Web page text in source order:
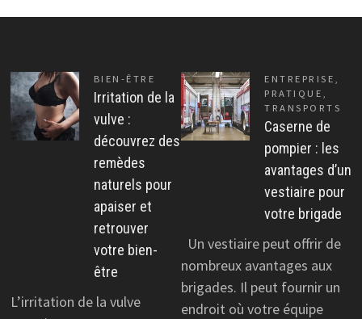
BIEN-ÊTRE
Irritation de la
vulve :
découvrez des
remèdes
naturels pour
apaiser et
retrouver
votre bien-
être
L’irritation de la vulve
ENTREPRISE
PRATIQUE
TRANSPORTS
Caserne de
pompier : les
avantages d’un
vestiaire pour
votre brigade
Un vestiaire peut offrir de
nombreux avantages aux
brigades. Il peut fournir un
endroit où votre équipe